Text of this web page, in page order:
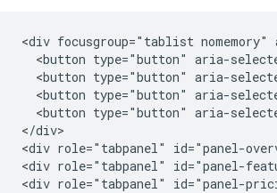
<div focusgroup="tablist
<button type="button" aria-
<button type="button" aria-
<button type="button" aria-
<button type="button" aria-
</div>
<div role="tabpanel" id="panel-
<div role="tabpanel" id="panel-
<div role="tabpanel" id="panel-